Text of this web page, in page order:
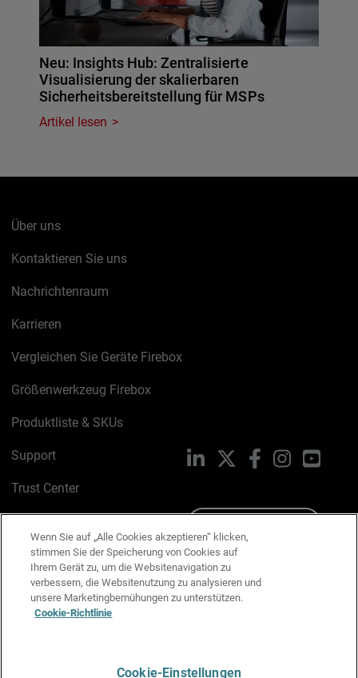
Neu: Insights Hub: Zentralisierte
Visualisierung der skalierbaren
Sicherheitsbereitstellung für MSPs
Artikel lesen
Über uns
Kontaktieren Sie uns
Nachrichtenraum
Karrieren
Vergleichen Sie Geräte Firebox
Größenwerkzeug Firebox
Produktliste & SKUs
Support
Trust Center
Cookie-Richtlinie
Datenschutzrichtlinie
Media & Brand Kit
LinkedIn FacebookInstagram
Wenn Sie auf „Alle Cookies akzeptieren“ klicken,
stimmen Sie der Speicherung von Cookies auf
Ihrem Gerät zu, um die Websitenavigation zu
verbessern, die Websitenutzung zu analysieren und
unsere Marketingbemühungen zu unterstützen.
Cookie-Richtlinie
Cookie-Einstellungen